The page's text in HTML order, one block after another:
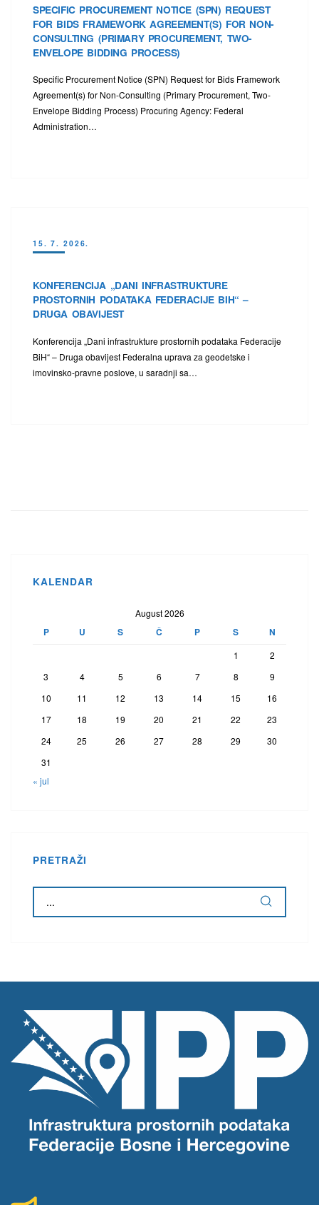
SPECIFIC PROCUREMENT NOTICE (SPN) REQUEST
FOR BIDS FRAMEWORK AGREEMENT(S) FOR NON-
CONSULTING (PRIMARY PROCUREMENT, TWO-
ENVELOPE BIDDING PROCESS)
Specific Procurement Notice (SPN) Request for Bids Framework
Agreement(s) for Non-Consulting (Primary Procurement, Two-
Envelope Bidding Process) Procuring Agency: Federal
Administration…
15. 7. 2026.
KONFERENCIJA „DANI INFRASTRUKTURE
PROSTORNIH PODATAKA FEDERACIJE BIH“ –
DRUGA OBAVIJEST
Konferencija „Dani infrastrukture prostornih podataka Federacije
BiH“ – Druga obavijest Federalna uprava za geodetske i
imovinsko-pravne poslove, u saradnji sa…
KALENDAR
August 2026
P U S Č P S N
1
2
3
4 5 6 7 8
9
10
11 12 13 14 15
16
17
18 19 20 21 22
23
24
25 26 27 28 29
30
31
« jul
PRETRAŽI